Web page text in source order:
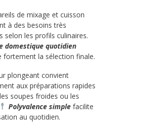
de mixage et cuisson
à des besoins très
selon les profils culinaires.
domestique quotidien
fortement la sélection finale.
plongeant convient
aux préparations rapides
soupes froides ou les
Polyvalence simplefacilite
au quotidien.